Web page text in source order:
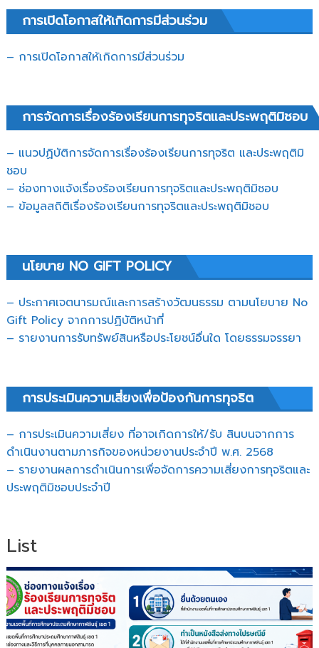
การเปิดโอกาสให้เกิดการมีส่วนร่วม
– การเปิดโอกาสให้เกิดการมีส่วนร่วม
การจัดการเรื่องร้องเรียนการทุจริตและประพฤติมิชอบ
– แนวปฏิบัติการจัดการเรื่องร้องเรียนการทุจริต และประพฤติมิ
ชอบ
– ช่องทางแจ้งเรื่องร้องเรียนการทุจริตและประพฤติมิชอบ
– ข้อมูลสถิติเรื่องร้องเรียนการทุจริตและประพฤติมิชอบ
นโยบาย NO GIFT POLICY
– ประกาศเจตนารมณ์และการสร้างวัฒนธรรม ตามนโยบาย No
Gift Policy จากการปฏิบัติหน้าที่
– รายงานการรับทรัพย์สินหรือประโยชน์อื่นใด โดยธรรมจรรยา
การประเมินความเสี่ยงเพื่อป้องกันการทุจริต
– การประเมินความเสี่ยง ที่อาจเกิดการให้/รับ สินบนจากการ
ดำเนินงานตามภารกิจของหน่วยงานประจำปี พ.ศ. 2568
– รายงานผลการดำเนินการเพื่อจัดการความเสี่ยงการทุจริตและ
ประพฤติมิชอบประจำปี
List